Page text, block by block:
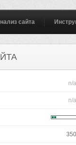
сайта
n/a
n/a
350